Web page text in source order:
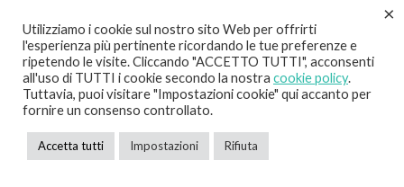
Utilizziamo i cookie sul nostro sito Web per offrirti
l'esperienza più pertinente ricordando le tue preferenze e
ripetendo le visite. Cliccando "ACCETTO TUTTI", acconsenti
all'uso di TUTTI i cookie secondo la nostra cookie policy.
Tuttavia, puoi visitare "Impostazioni cookie" qui accanto per
fornire un consenso controllato.
Accetta tutti Impostazioni Rifiuta
×